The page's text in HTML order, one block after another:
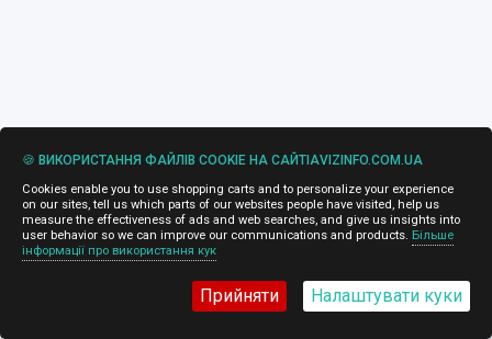
🍪 ВИКОРИСТАННЯ ФАЙЛІВ COOKIE НА САЙТІAVIZINFO.COM.UA
Cookies enable you to use shopping carts and to personalize your experience
on our sites, tell us which parts of our websites people have visited, help us
measure the effectiveness of ads and web searches, and give us insights into
user behavior so we can improve our communications and products. Більше
інформації про використання кук
Прийняти Налаштувати куки